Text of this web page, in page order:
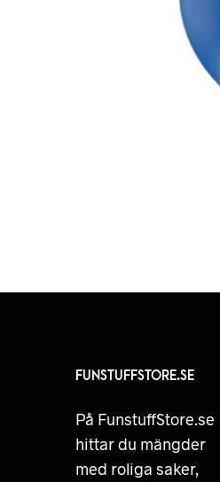
FUNSTUFFSTORE.SE
På FunstuffStore.se
hittar du mängder
med roliga saker,